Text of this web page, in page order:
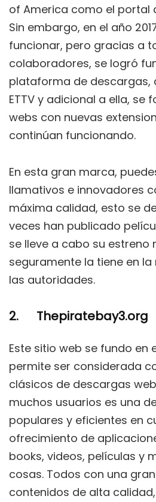
of America como el portal
Sin embargo, en el año
funcionar, pero gracias a
colaboradores, se logró
plataforma de descargas,
ETTV y adicional a ella, se
webs con nuevas
continúan funcionando.
En esta gran marca,
llamativos e innovadores
máxima calidad, esto se
veces han publicado
se lleve a cabo su estreno
seguramente la tiene en
las autoridades.
2. Thepiratebay3.org
Este sitio web se fundo en
permite ser considerada
clásicos de descargas
muchos usuarios es una
populares y eficientes en
ofrecimiento de
books, videos, películas y
cosas. Todos con una
contenidos de alta